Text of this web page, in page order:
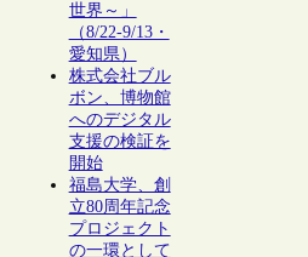
世界～」
（8/22-9/13・
愛知県）
株式会社ブル
ボン、博物館
へのデジタル
支援の検証を
開始
福島大学、創
立80周年記念
プロジェクト
の一環として